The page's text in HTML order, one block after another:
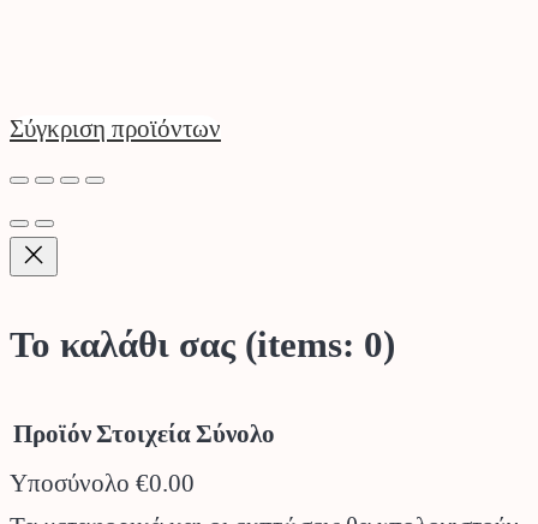
Σύγκριση προϊόντων
Το καλάθι σας (items: 0)
ΠροϊόνΣτοιχείαΣύνολο
Υποσύνολο €0.00